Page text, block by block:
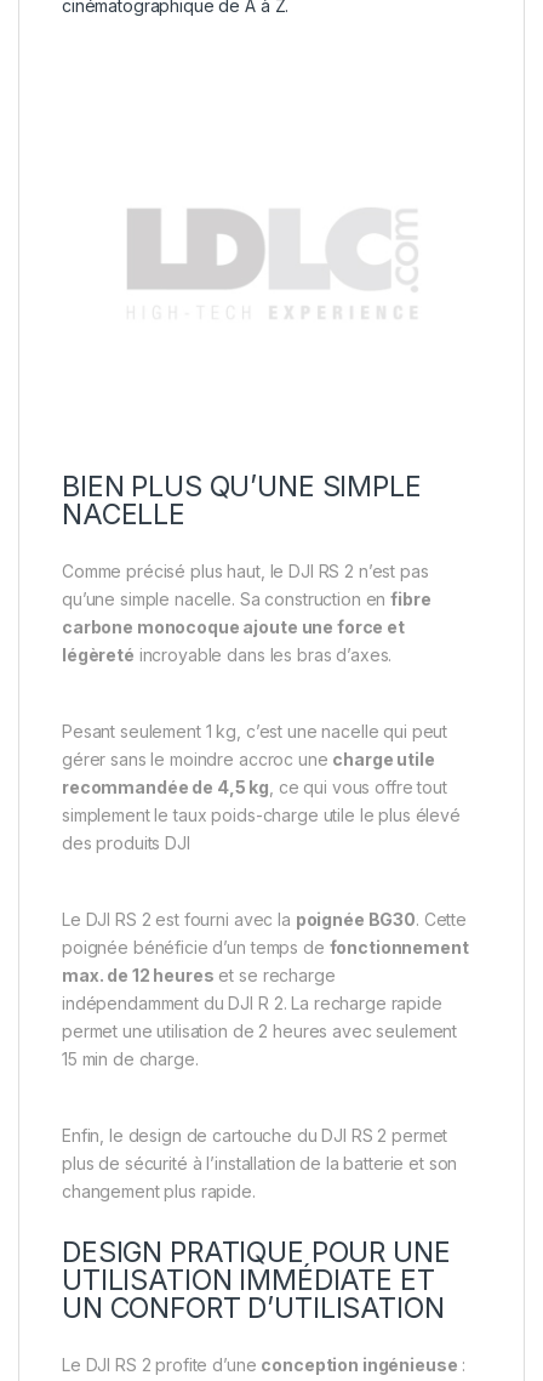
cinématographique de A à Z.
BIEN PLUS QU’UNE SIMPLE
NACELLE
Comme précisé plus haut, le DJI RS 2 n’est pas
qu’une simple nacelle. Sa construction enfibre
carbone monocoque ajoute une force et
légèreté incroyable dans les bras d’axes.
Pesant seulement 1 kg, c’est une nacelle qui peut
gérer sans le moindre accroc une charge utile
recommandée de 4,5 kg , ce qui vous offre tout
simplement le taux poids-charge utile le plus élevé
des produits DJI
Le DJI RS 2 est fourni avec la poignée BG30. Cette
poignée bénéficie d’un temps de fonctionnement
max. de 12 heures et se recharge
indépendamment du DJI R 2. La recharge rapide
permet une utilisation de 2 heures avec seulement
15 min de charge.
Enfin, le design de cartouche du DJI RS 2 permet
plus de sécurité à l’installation de la batterie et son
changement plus rapide.
DESIGN PRATIQUE POUR UNE
UTILISATION IMMÉDIATE ET
UN CONFORT D’UTILISATION
Le DJI RS 2 profite d’une conception ingénieuse :